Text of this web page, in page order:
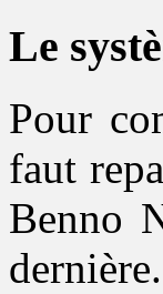
Le
Pour
faut
Benno